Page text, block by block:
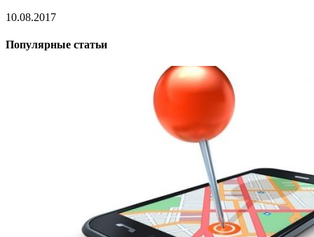
10.08.2017
Популярные статьи